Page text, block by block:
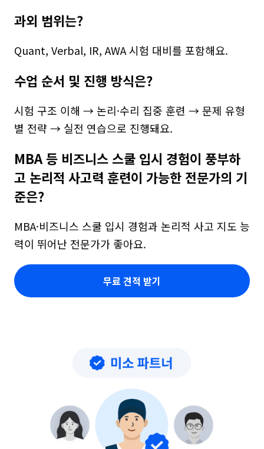
과외 범위는?
Quant, Verbal, IR, AWA 시험 대비를 포함해요.
수업 순서 및 진행 방식은?
시험 구조 이해 → 논리·수리 집중 훈련 → 문제 유형
별 전략 → 실전 연습으로 진행돼요.
MBA 등 비즈니스 스쿨 입시 경험이 풍부하
고 논리적 사고력 훈련이 가능한 전문가의 기
준은?
MBA·비즈니스 스쿨 입시 경험과 논리적 사고 지도 능
력이 뛰어난 전문가가 좋아요.
무료 견적 받기